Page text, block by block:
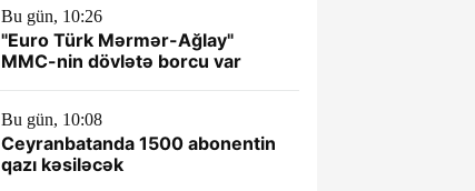
Bu gün, 10:26
"Euro Türk Mərmər-Ağlay"
MMC-nin dövlətə borcu var
Bu gün, 10:08
Ceyranbatanda 1500 abonentin
qazı kəsiləcək